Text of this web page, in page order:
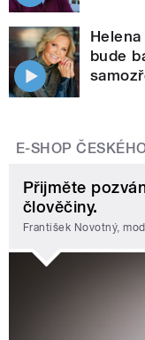
bude
E-SHOP
Přijměte
člověčiny.
František Novotný,